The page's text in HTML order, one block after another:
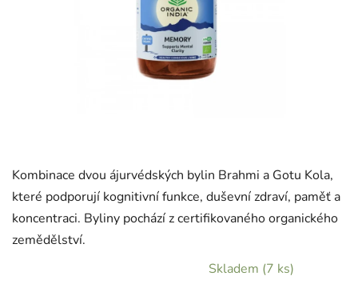
Kombinace dvou ájurvédských bylin Brahmi a Gotu Kola,
které podporují kognitivní funkce, duševní zdraví, paměť a
koncentraci. Byliny pochází z certifikovaného organického
zemědělství.
Skladem (7 ks)